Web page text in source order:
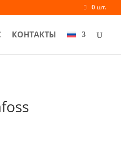
0 шт.
КОНТАКТЫ